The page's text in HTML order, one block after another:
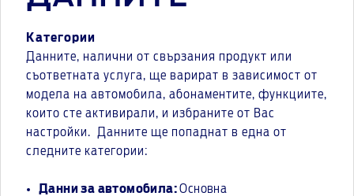
Категории
Данните, налични от свързания продукт или
съответната услуга, ще варират в зависимост от
модела на автомобила, абонаментите, функциите,
които сте активирали, и избраните от Вас
настройки. Данните ще попаднат в една от
следните категории:
Данни за автомобила:Основна